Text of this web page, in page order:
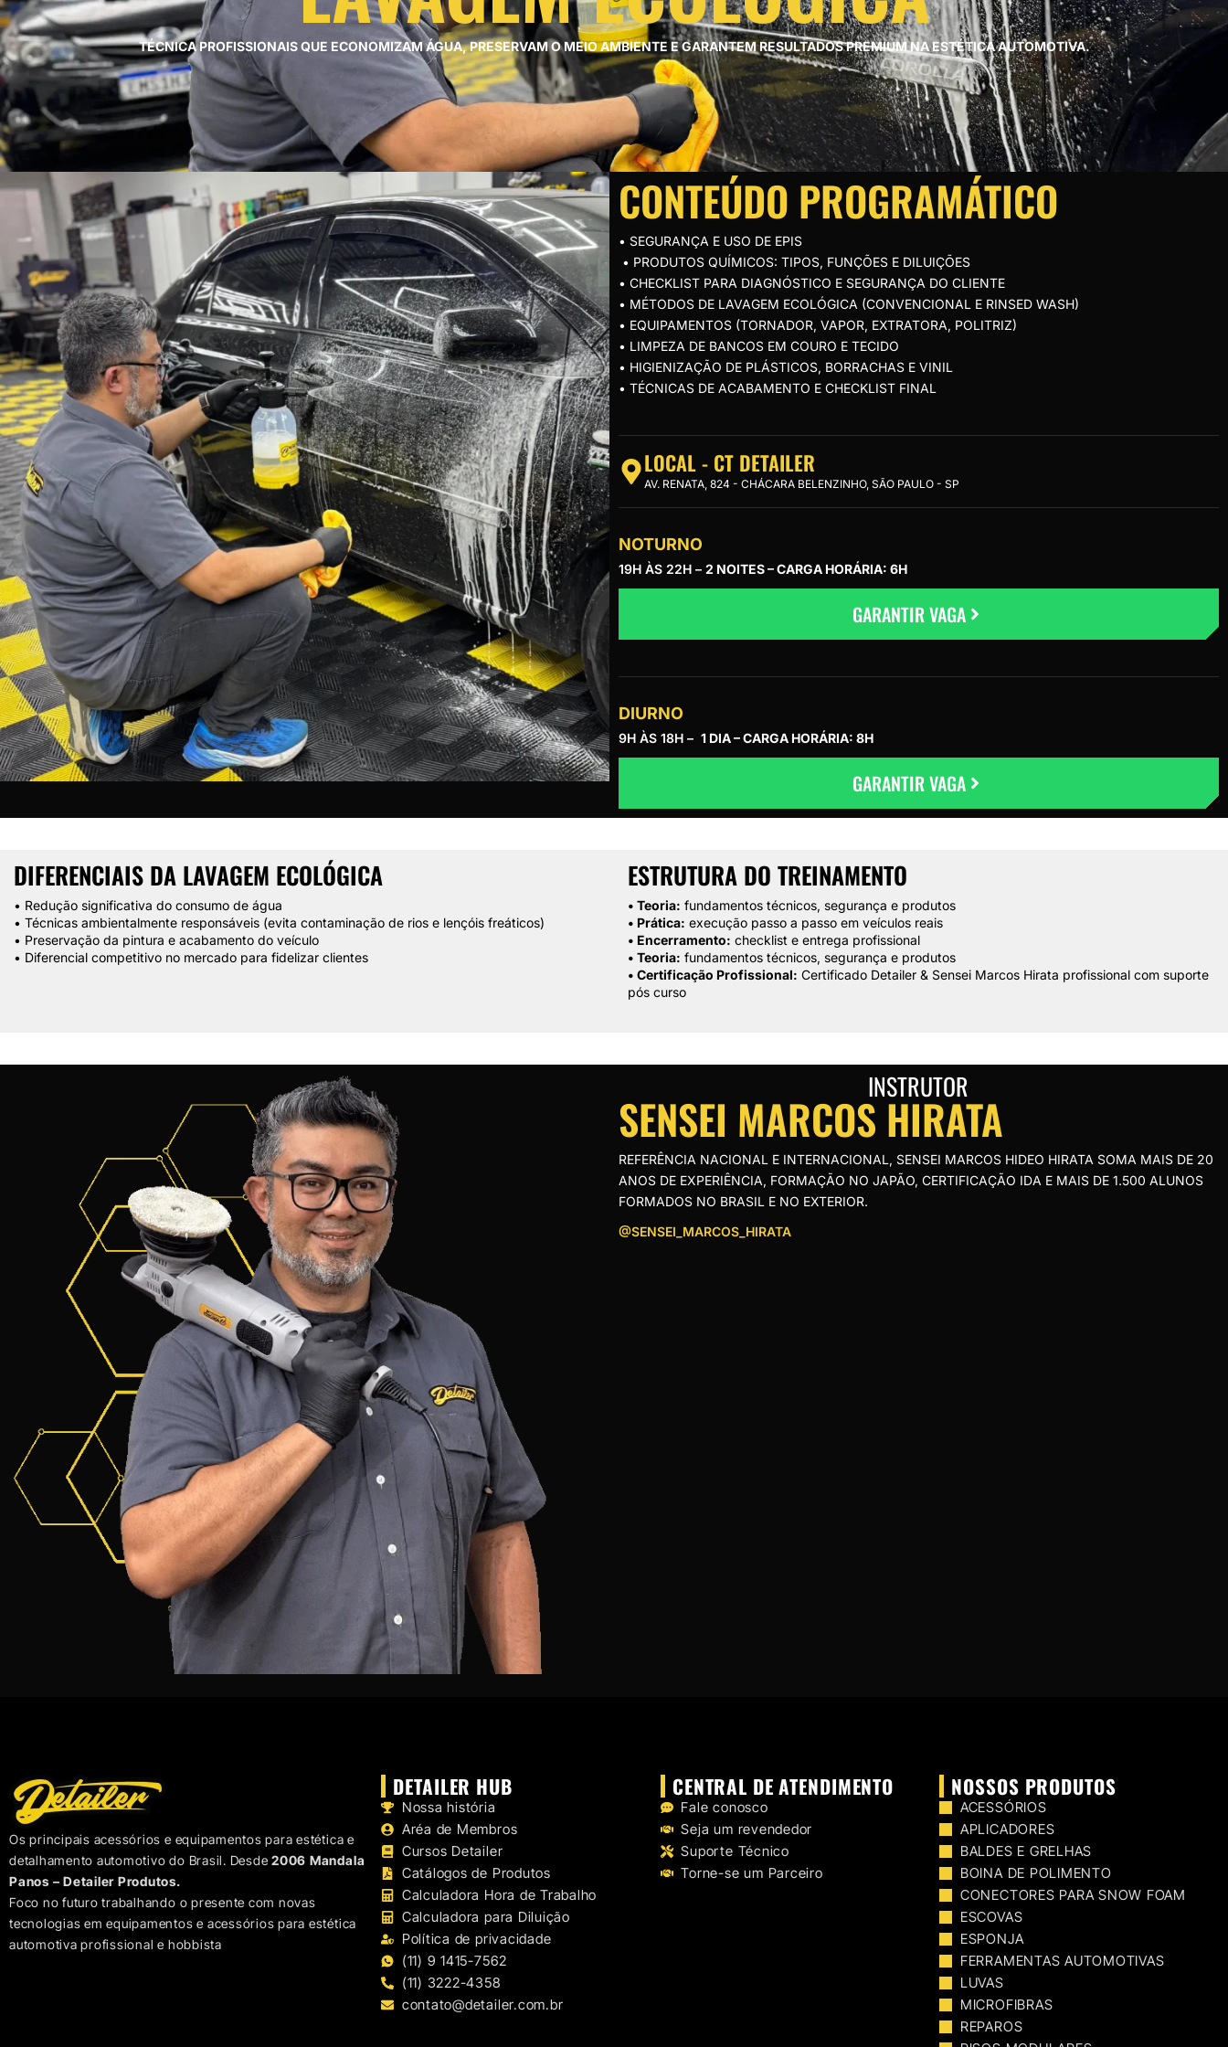
ILUMINAÇÃO DE LED
LUVAS
MICROFIBRAS
POLIMENTO AUTOMOTIVO
PISOS MODULARES
RESTAURAÇÃO DE FAROL
TÉCNICA PROFISSIONAIS QUE ECONOMIZAM ÁGUA, PRESERVAM O MEIO AMBIENTE E GARANTEM RESULTADOS PREMIUM NA ESTÉTICA AUTOMOTIVA.
CONTEÚDO PROGRAMÁTICO
• SEGURANÇA E USO DE EPIS
• PRODUTOS QUÍMICOS: TIPOS, FUNÇÕES E DILUIÇÕES
• CHECKLIST PARA DIAGNÓSTICO E SEGURANÇA DO CLIENTE
• MÉTODOS DE LAVAGEM ECOLÓGICA (CONVENCIONAL E RINSED WASH)
• EQUIPAMENTOS (TORNADOR, VAPOR, EXTRATORA, POLITRIZ)
• LIMPEZA DE BANCOS EM COURO E TECIDO
• HIGIENIZAÇÃO DE PLÁSTICOS, BORRACHAS E VINIL
• TÉCNICAS DE ACABAMENTO E CHECKLIST FINAL
LOCAL - CT DETAILER
AV. RENATA, 824 - CHÁCARA BELENZINHO, SÃO PAULO - SP
NOTURNO
19H ÀS 22H – 2 NOITES – CARGA HORÁRIA: 6H
GARANTIR VAGA
DIURNO
9H ÀS 18H – 1 DIA – CARGA HORÁRIA: 8H
GARANTIR VAGA
DIFERENCIAIS DA LAVAGEM ECOLÓGICA
• Redução significativa do consumo de água
• Técnicas ambientalmente responsáveis (evita contaminação de rios e lençóis freáticos)
• Preservação da pintura e acabamento do veículo
• Diferencial competitivo no mercado para fidelizar clientes
ESTRUTURA DO TREINAMENTO
• Teoria: fundamentos técnicos, segurança e produtos
• Prática: execução passo a passo em veículos reais
• Encerramento: checklist e entrega profissional
• Teoria: fundamentos técnicos, segurança e produtos
• Certificação Profissional: Certificado Detailer & Sensei Marcos Hirata profissional com suporte
pós curso
INSTRUTOR
SENSEI MARCOS HIRATA
REFERÊNCIA NACIONAL E INTERNACIONAL, SENSEI MARCOS HIDEO HIRATA SOMA MAIS DE 20
ANOS DE EXPERIÊNCIA, FORMAÇÃO NO JAPÃO, CERTIFICAÇÃO IDA E MAIS DE 1.500 ALUNOS
FORMADOS NO BRASIL E NO EXTERIOR.
@SENSEI_MARCOS_HIRATA
Os principais acessórios e equipamentos para estética e
detalhamento automotivo do Brasil. Desde2006 Mandala
Panos – Detailer Produtos.
Foco no futuro trabalhando o presente com novas
tecnologias em equipamentos e acessórios para estética
automotiva profissional e hobbista
DETAILER HUB
Nossa história
Aréa de Membros
Cursos Detailer
Catálogos de Produtos
Calculadora Hora de Trabalho
Calculadora para Diluição
Política de privacidade
(11) 9 1415-7562
(11) 3222-4358
contato@detailer.com.br
CENTRAL DE ATENDIMENTO
Fale conosco
Seja um revendedor
Suporte Técnico
Torne-se um Parceiro
NOSSOS PRODUTOS
ACESSÓRIOS
APLICADORES
BALDES E GRELHAS
BOINA DE POLIMENTO
CONECTORES PARA SNOW FOAM
ESCOVAS
ESPONJA
FERRAMENTAS AUTOMOTIVAS
LUVAS
MICROFIBRAS
REPAROS